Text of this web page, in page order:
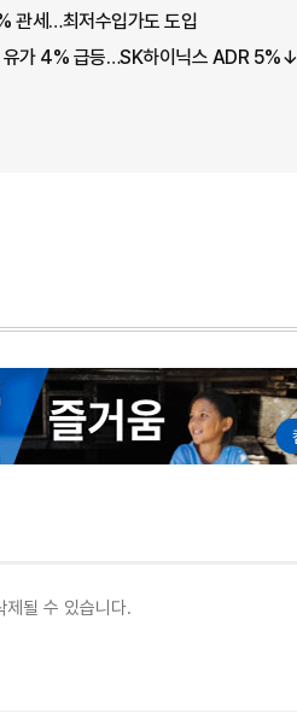
관세…최저수입가도 도입
유가 4% 급등…SK하이닉스 ADR 5%↓